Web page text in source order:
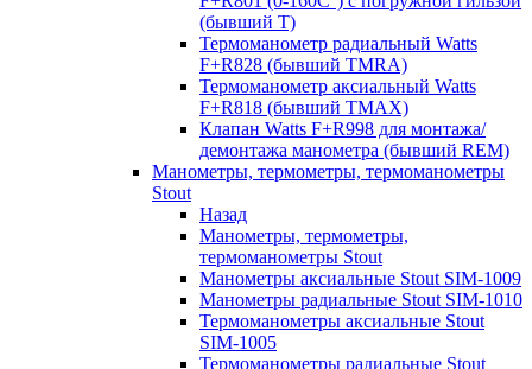
(бывший T)
Термоманометр радиальный Watts
F+R828 (бывший TMRA)
Термоманометр аксиальный Watts
F+R818 (бывший TMAX)
Клапан Watts F+R998 для монтажа/
демонтажа манометра (бывший REM)
Манометры, термометры, термоманометры
Stout
Назад
Манометры, термометры,
термоманометры Stout
Манометры аксиальные Stout SIM-1009
Манометры радиальные Stout SIM-1010
Термоманометры аксиальные Stout
SIM-1005
Термоманометры радиальные Stout